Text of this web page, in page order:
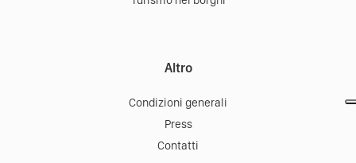
Altro
Condizioni generali
Press
Contatti